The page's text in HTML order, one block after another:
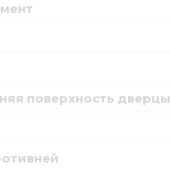
поверхность дверцы